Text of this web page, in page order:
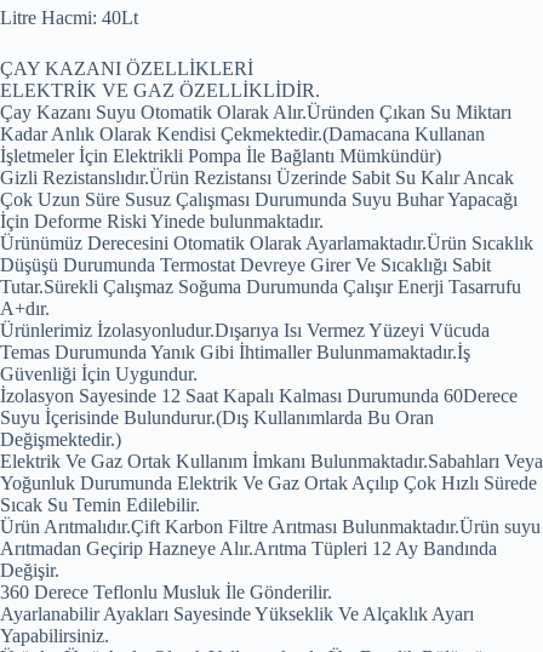
Litre Hacmi: 40Lt
ÇAY KAZANI ÖZELLİKLERİ
ELEKTRİK VE GAZ ÖZELLİKLİDİR.
Çay Kazanı Suyu Otomatik Olarak Alır.Üründen Çıkan Su Miktarı
Kadar Anlık Olarak Kendisi Çekmektedir.(Damacana Kullanan
İşletmeler İçin Elektrikli Pompa İle Bağlantı Mümkündür)
Gizli Rezistanslıdır.Ürün Rezistansı Üzerinde Sabit Su Kalır Ancak
Çok Uzun Süre Susuz Çalışması Durumunda Suyu Buhar Yapacağı
İçin Deforme Riski Yinede bulunmaktadır.
Ürünümüz Derecesini Otomatik Olarak Ayarlamaktadır.Ürün Sıcaklık
Düşüşü Durumunda Termostat Devreye Girer Ve Sıcaklığı Sabit
Tutar.Sürekli Çalışmaz Soğuma Durumunda Çalışır Enerji Tasarrufu
A+dır.
Ürünlerimiz İzolasyonludur.Dışarıya Isı Vermez Yüzeyi Vücuda
Temas Durumunda Yanık Gibi İhtimaller Bulunmamaktadır.İş
Güvenliği İçin Uygundur.
İzolasyon Sayesinde 12 Saat Kapalı Kalması Durumunda 60Derece
Suyu İçerisinde Bulundurur.(Dış Kullanımlarda Bu Oran
Değişmektedir.)
Elektrik Ve Gaz Ortak Kullanım İmkanı Bulunmaktadır.Sabahları Veya
Yoğunluk Durumunda Elektrik Ve Gaz Ortak Açılıp Çok Hızlı Sürede
Sıcak Su Temin Edilebilir.
Ürün Arıtmalıdır.Çift Karbon Filtre Arıtması Bulunmaktadır.Ürün suyu
Arıtmadan Geçirip Hazneye Alır.Arıtma Tüpleri 12 Ay Bandında
Değişir.
360 Derece Teflonlu Musluk İle Gönderilir.
Ayarlanabilir Ayakları Sayesinde Yükseklik Ve Alçaklık Ayarı
Yapabilirsiniz.